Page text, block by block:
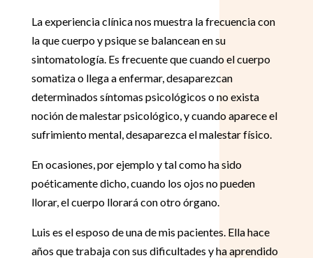
La experiencia clínica nos muestra la frecuencia con
la que cuerpo y psique se balancean en su
sintomatología. Es frecuente que cuando el cuerpo
somatiza o llega a enfermar, desaparezcan
determinados síntomas psicológicos o no exista
noción de malestar psicológico, y cuando aparece el
sufrimiento mental, desaparezca el malestar físico.
En ocasiones, por ejemplo y tal como ha sido
poéticamente dicho, cuando los ojos no pueden
llorar, el cuerpo llorará con otro órgano.
Luis es el esposo de una de mis pacientes. Ella hace
años que trabaja con sus dificultades y ha aprendido